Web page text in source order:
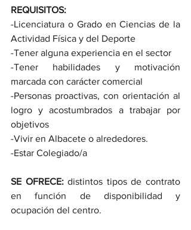
REQUISITOS:
-Licenciatura o Grado en Ciencias de la
Actividad Física y del Deporte
-Tener alguna experiencia en el sector
-Tener habilidades y motivación
marcada con carácter comercial
-Personas proactivas, con orientación al
logro y acostumbrados a trabajar por
objetivos
-Vivir en Albacete o alrededores.
-Estar Colegiado/a
SE OFRECE: distintos tipos de contrato
en función de disponibilidad y
ocupación del centro.